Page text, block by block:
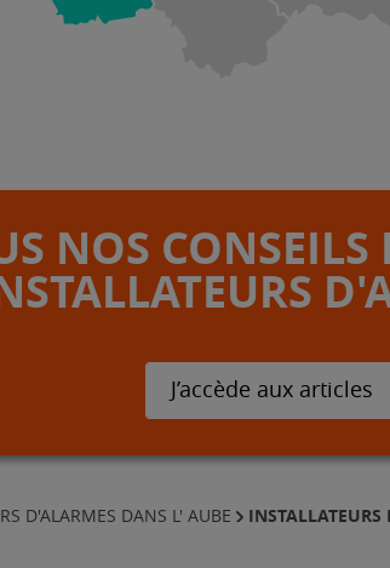
NOS
J’accède aux articles
D'ALARMES DANS L' AUBE